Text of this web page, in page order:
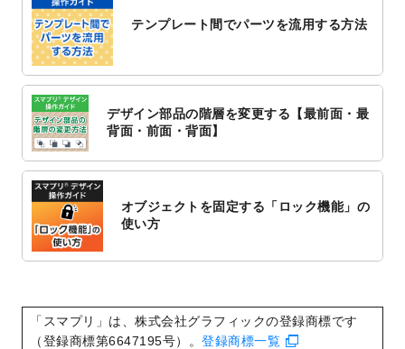
2022/10/14
年賀ポスターのデザインテンプレートを公
2022/10/6
チラシ作成からポスティング配布注文まで
2022/10/1
2023年版1月始まりのカレンダーデザイン
2022/9/21
コンサートのチラシデザインテンプレート
2022/9/5
年賀状のデザインテンプレート
2022/9/5
喪中はがきのデザインテンプレートを公開
2022/8/24
印刷用データの解像度
を引き上げまし
た！
テンプレート間でパーツを流用する方法
デザイン部品の階層を変更する【最前面・最
背面・前面・背面】
オブジェクトを固定する「ロック機能」の
使い方
「スマプリ」は、株式会社グラフィックの登録商標です
（登録商標第6647195号）。 登録商標一覧